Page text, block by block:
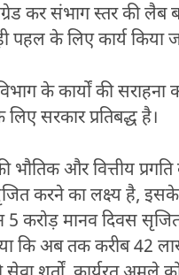
कर संभाग स्तर की लैब
के लिए कार्य किया
के कार्यों की
सरकार प्रतिबद्ध है।
और वित्तीय
करने का लक्ष्य है, इसके
5 करोड़ मानव दिवस
कि अब तक करीब 42